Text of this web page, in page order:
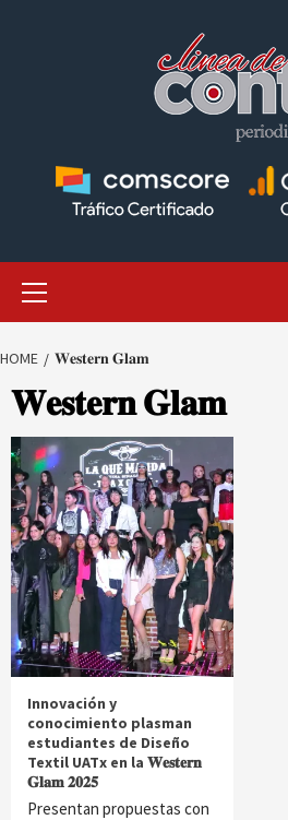
HOME 𝐖𝐞𝐬𝐭𝐞𝐫𝐧 𝐆𝐥𝐚𝐦
𝐖𝐞𝐬𝐭𝐞𝐫𝐧 𝐆𝐥𝐚𝐦
Innovación y
conocimiento plasman
estudiantes de Diseño
Textil UATx en la 𝐖𝐞𝐬𝐭𝐞𝐫𝐧
𝐆𝐥𝐚𝐦 𝟐𝟎𝟐𝟓
Presentan propuestas con